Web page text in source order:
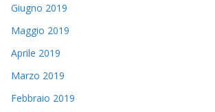
Giugno 2019
Maggio 2019
Aprile 2019
Marzo 2019
Febbraio 2019